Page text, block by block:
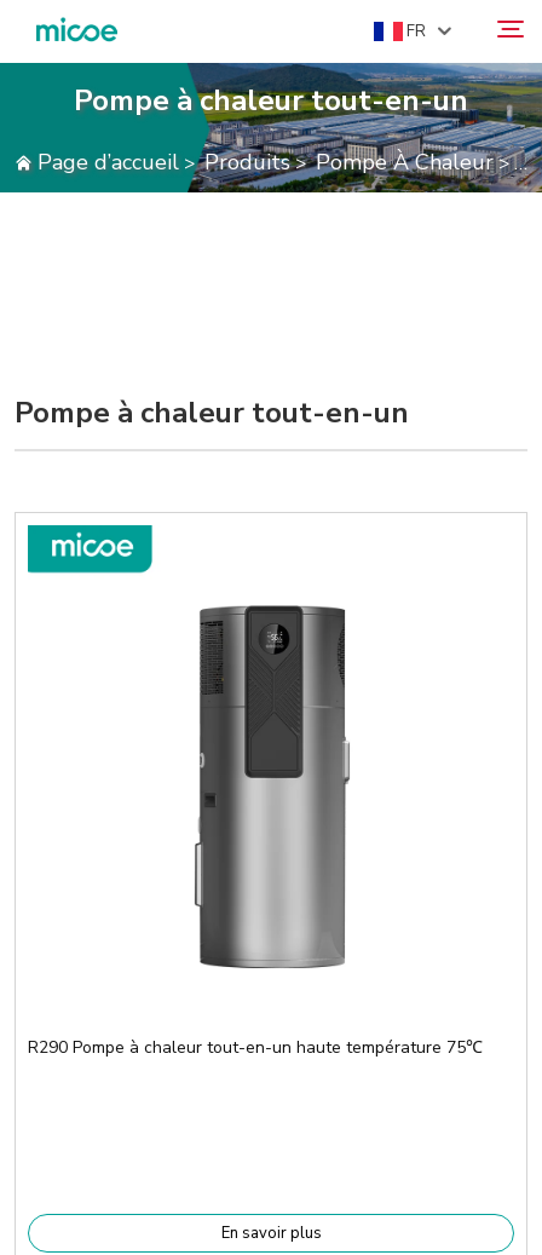
FR
À PROPOS DE NOUS
PRODUITS
Rechercher
Pompe à chaleur tout-en-un
Page d’accueil >Produits>Pompe À Chaleur>
Pompe à chaleur tout-en-un
R290 Pompe à chaleur tout-en-un haute température 75℃
En savoir plus